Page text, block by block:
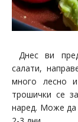
Днес ви
салати,
много лесно
трошички се
наред. Може да